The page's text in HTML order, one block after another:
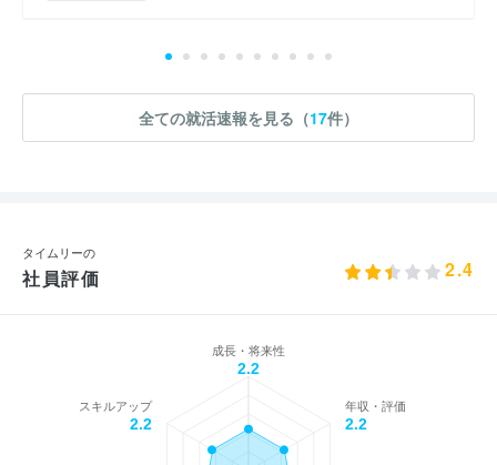
全ての就活速報を見る（17件）
タイムリーの
社員評価 2.4
成長・将来性
2.2
年収・評価
2.2
スキルアップ
2.2